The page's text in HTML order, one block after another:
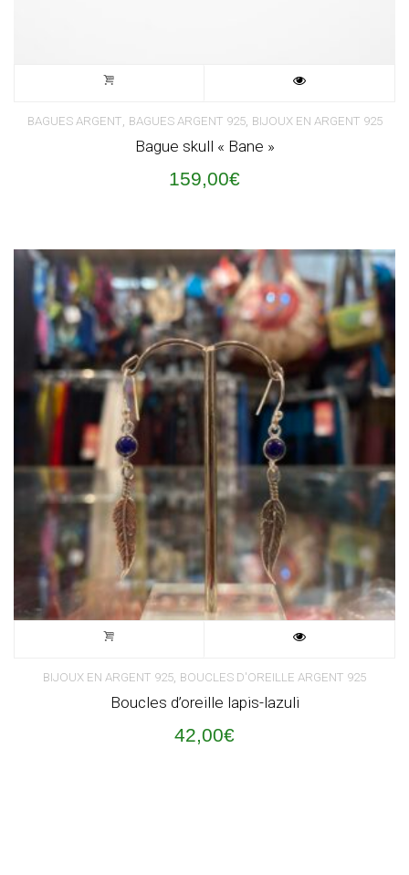
BAGUES ARGENT, BAGUES ARGENT 925, BIJOUX EN ARGENT 925
Bague skull « Bane »
159,00€
BIJOUX EN ARGENT 925, BOUCLES D'OREILLE ARGENT 925
Boucles d’oreille lapis-lazuli
42,00€